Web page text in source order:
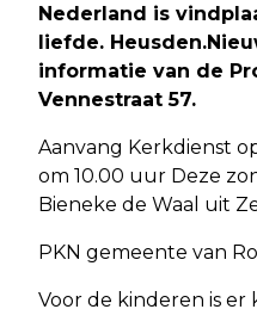
Nederland is
liefde.
informatie van de
Vennestraat 57.
Aanvang Kerkdienst
om 10.00 uur Deze
Bieneke de Waal uit
PKN gemeente van
Voor de kinderen is er